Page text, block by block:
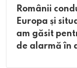
Românii
Europa și
am găsit
de alarmă în